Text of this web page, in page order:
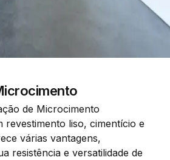
de Microcimento
revestimento liso, cimentício e
várias vantagens,
resistência e versatilidade de